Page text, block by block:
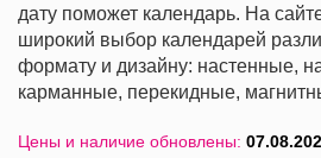
дату поможет календарь. На
широкий выбор календарей
формату и дизайну: настенные,
карманные, перекидные,
Цены и наличие обновлены: